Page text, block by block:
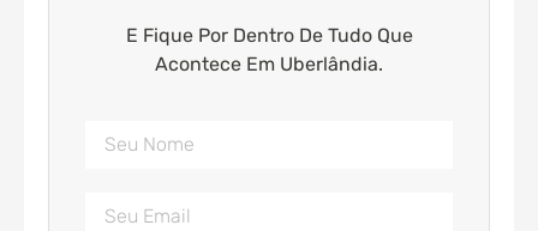
E Fique Por Dentro De Tudo Que
Acontece Em Uberlândia.